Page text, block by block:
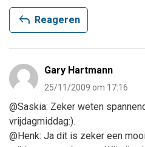
reply Reageren
Gary Hartmann
25/11/2009 om 17:16
@Saskia: Zeker weten
vrijdagmiddag:).
@Henk: Ja dit is zeker een